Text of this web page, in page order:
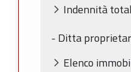
Indennità
- Ditta
Elenco